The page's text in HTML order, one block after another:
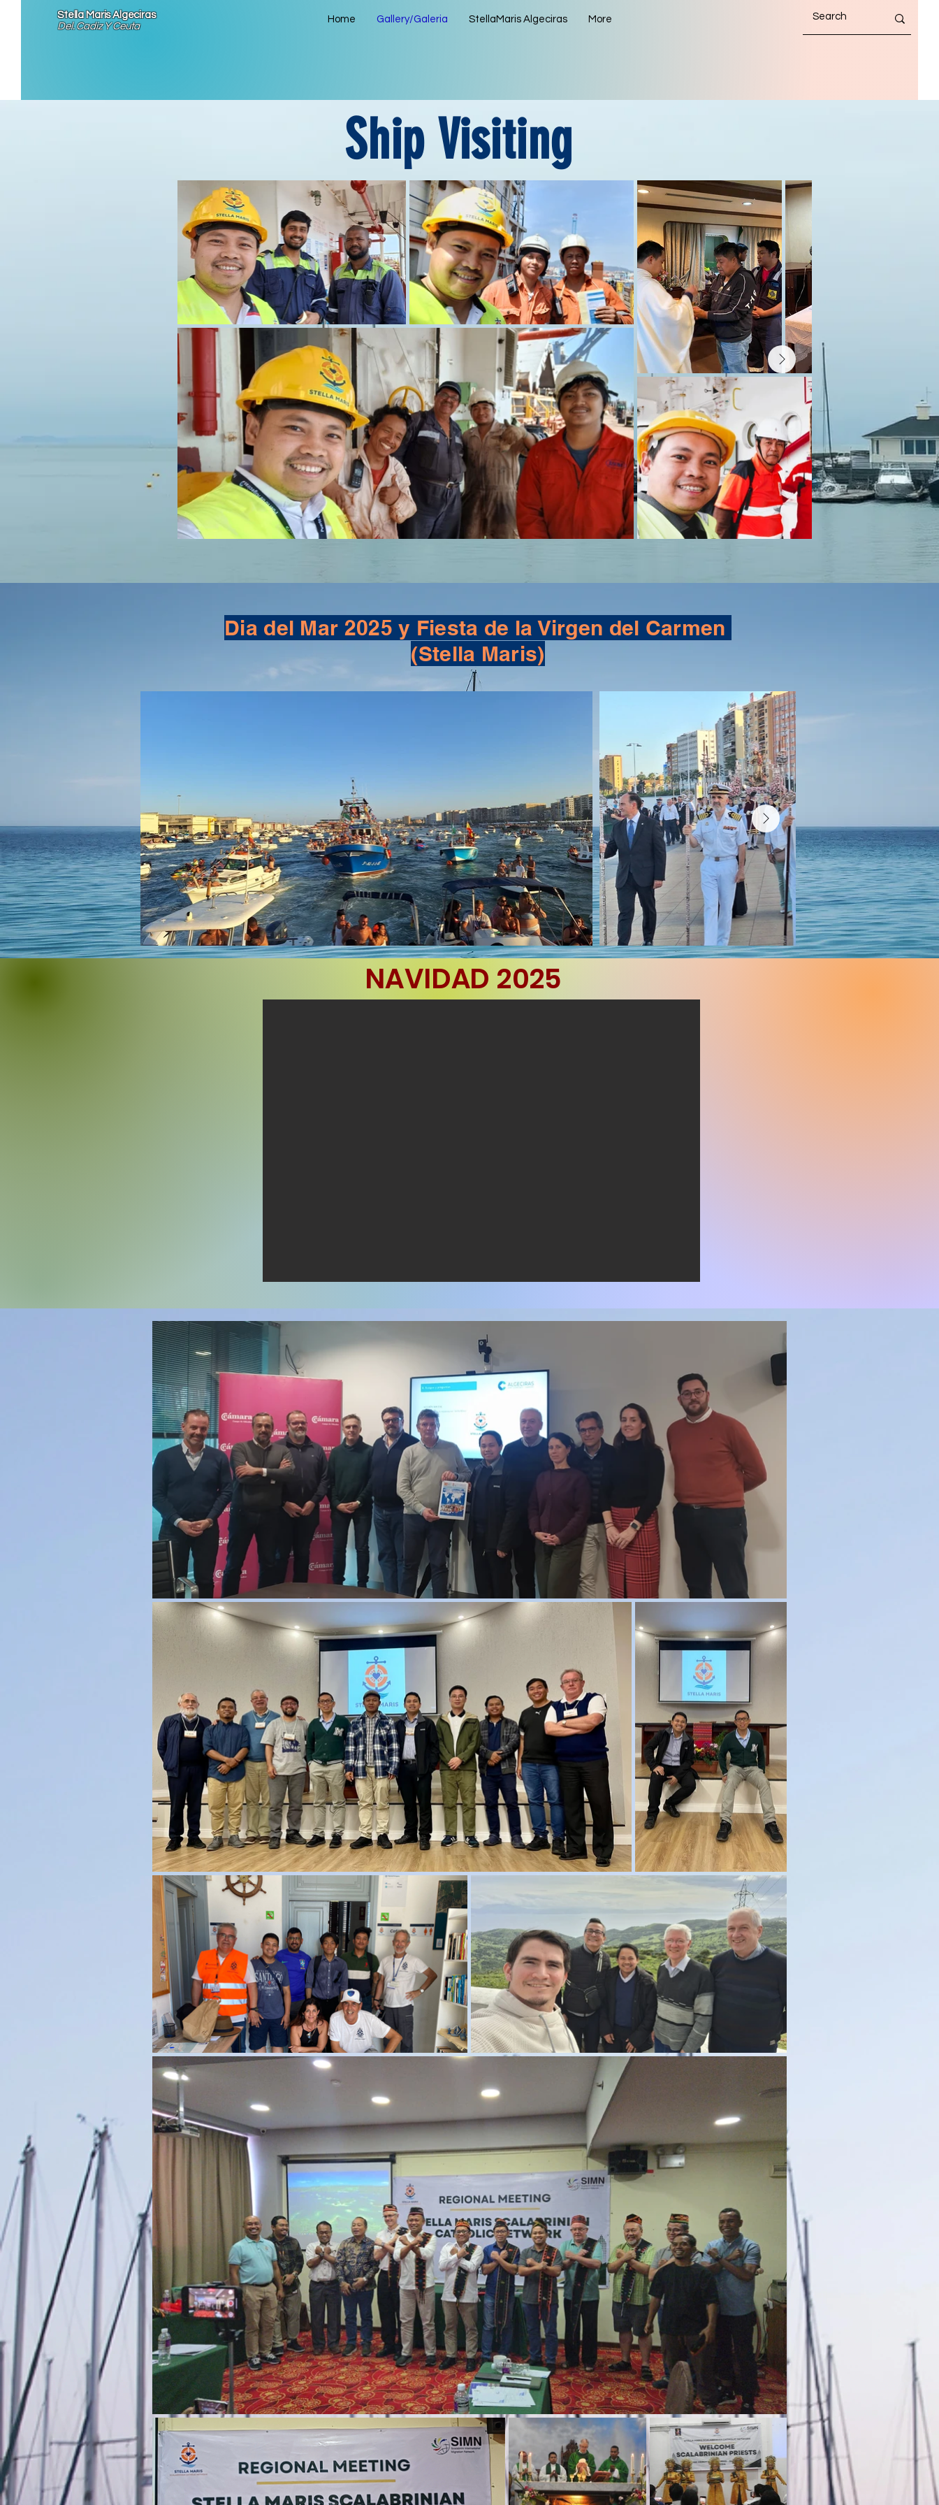
Stella Maris Algeciras
Del. Cadiz Y Ceuta
Home Gallery/Galeria StellaMaris Algeciras More
Ship Visiting
Dia del Mar 2025 y Fiesta de la Virgen del Carmen
(Stella Maris)
NAVIDAD 2025
Red, Comunidades y Amigos